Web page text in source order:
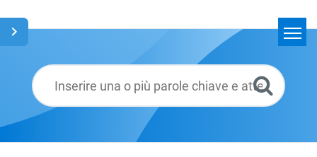
Glossario
Italiano